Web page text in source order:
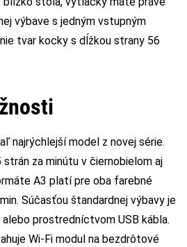
výbave s jedným vstupným
tvar kocky s dĺžkou strany 56
najrýchlejší model z novej série.
za minútu v čiernobielom aj
A3 platí pre oba farebné
Súčasťou štandardnej výbavy je
prostredníctvom USB kábla.
Wi-Fi modul na bezdrôtové